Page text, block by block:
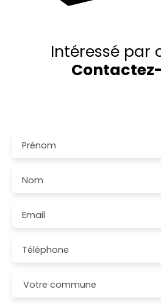
Intéressé par
Prénom
Nom
Email
Téléphone
Votre commune